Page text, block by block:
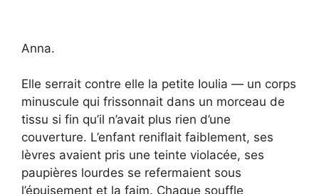
Anna.
Elle serrait contre elle la petite Ioulia — un corps
minuscule qui frissonnait dans un morceau de
tissu si fin qu’il n’avait plus rien d’une
couverture. L’enfant reniflait faiblement, ses
lèvres avaient pris une teinte violacée, ses
paupières lourdes se refermaient sous
l’épuisement et la faim. Chaque souffle